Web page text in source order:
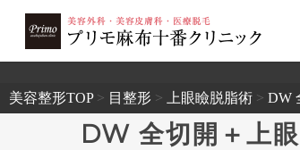
2503
美容整形TOP> 目整形 > 上眼瞼脱脂術 > DW
DW 全切開＋上